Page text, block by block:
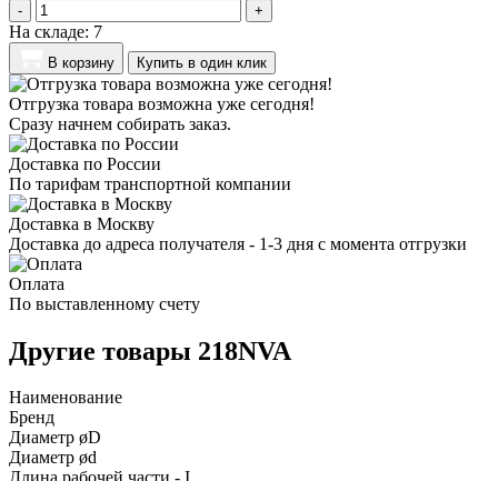
- +
На складе: 7
В корзину Купить в один клик
Отгрузка товара возможна уже сегодня!
Сразу начнем собирать заказ.
Доставка по России
По тарифам транспортной компании
Доставка в Москву
Доставка до адреса получателя - 1-3 дня с момента отгрузки
Оплата
По выставленному счету
Другие товары 218NVA
Наименование
Бренд
Диаметр øD
Диаметр ød